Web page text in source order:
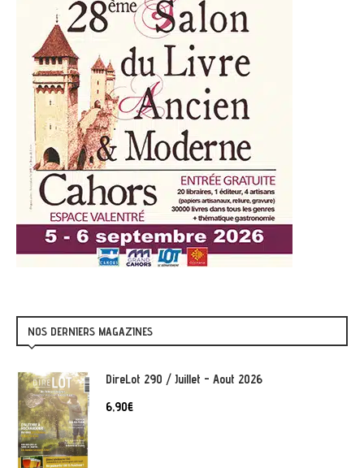
NOS DERNIERS MAGAZINES
DireLot 290 / Juillet - Aout 2026
6,90€